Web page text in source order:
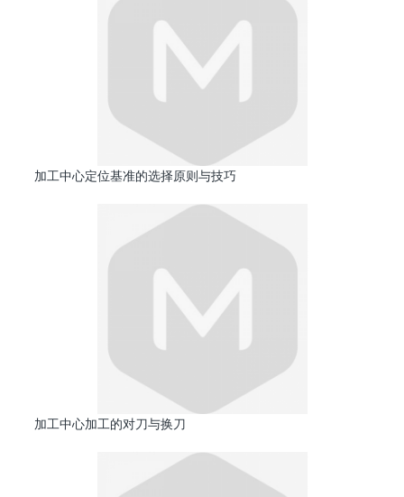
加工中心定位基准的选择原则与技巧
加工中心加工的对刀与换刀